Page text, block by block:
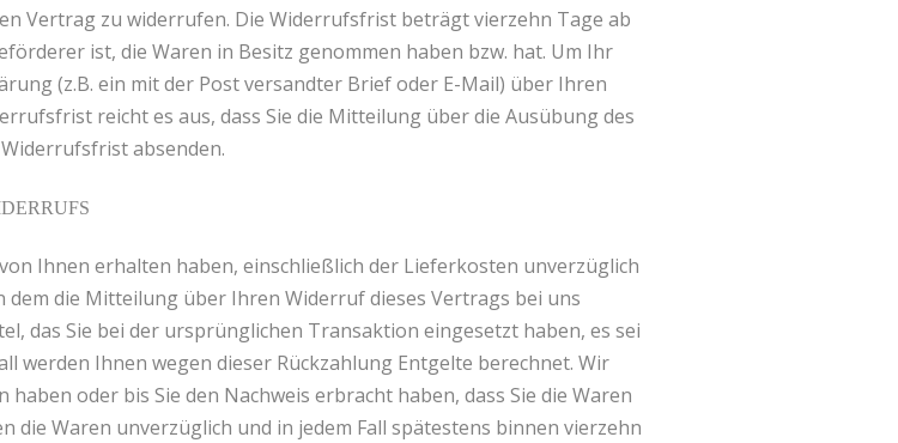
Vertrag zu widerrufen. Die Widerrufsfrist beträgt vierzehn Tage ab
ist, die Waren in Besitz genommen haben bzw. hat. Um Ihr
(z.B. ein mit der Post versandter Brief oder E-Mail) über Ihren
reicht es aus, dass Sie die Mitteilung über die Ausübung des
absenden.
Ihnen erhalten haben, einschließlich der Lieferkosten unverzüglich
die Mitteilung über Ihren Widerruf dieses Vertrags bei uns
das Sie bei der ursprünglichen Transaktion eingesetzt haben, es sei
werden Ihnen wegen dieser Rückzahlung Entgelte berechnet. Wir
oder bis Sie den Nachweis erbracht haben, dass Sie die Waren
die Waren unverzüglich und in jedem Fall spätestens binnen vierzehn